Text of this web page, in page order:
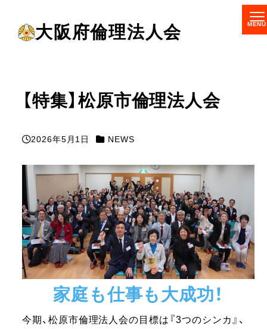
大阪府倫理法人会
【特集】松原市倫理法人会
投稿日
2026年5月1日 カテゴリー
NEWS
家庭も仕事も大成功！
今期、松原市倫理法人会の目標は『3つのシンカ』、